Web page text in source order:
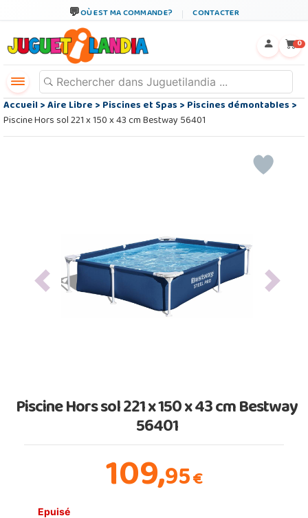
OÙ EST MA COMMANDE? CONTACTER
0
Accueil>Aire Libre>Piscines et Spas>Piscines démontables>
Piscine Hors sol 221 x 150 x 43 cm Bestway 56401
Previous Next
Piscine Hors sol 221 x 150 x 43 cm Bestway
56401
109,95€
Epuisé